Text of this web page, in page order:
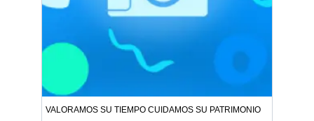
VALORAMOS SU TIEMPO CUIDAMOS SU PATRIMONIO